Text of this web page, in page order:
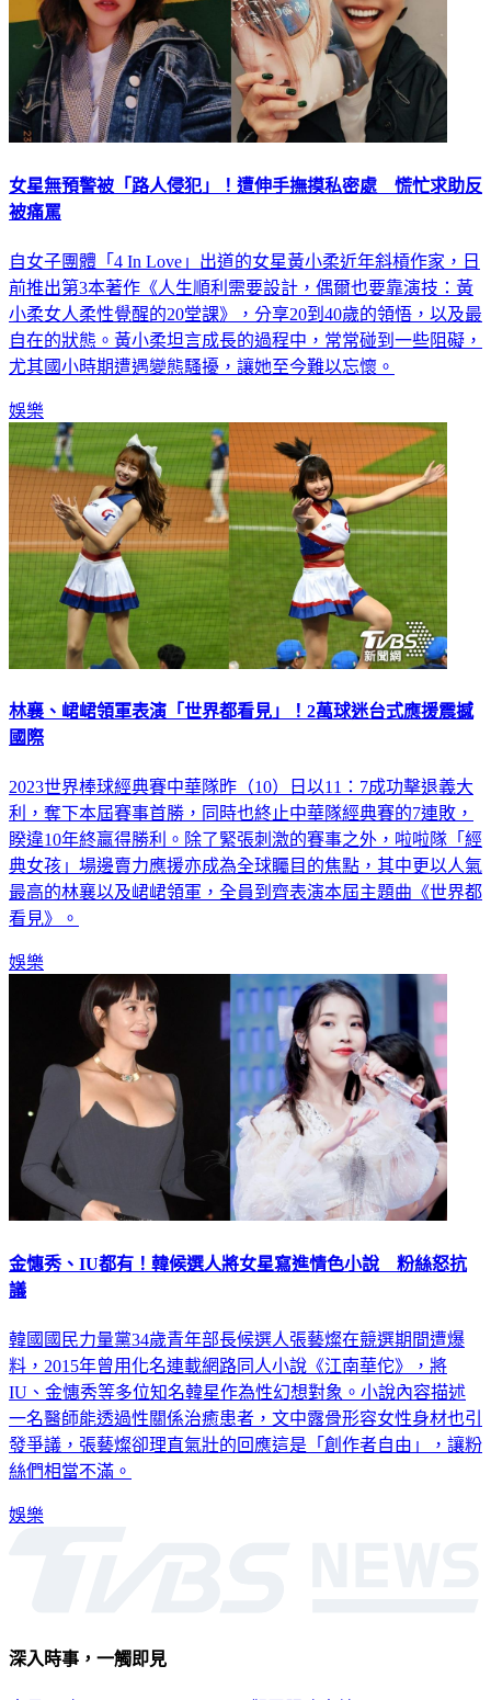
女星無預警被「路人侵犯」！遭伸手撫摸私密處 慌忙求助反
被痛罵
自女子團體「4 In Love」出道的女星黃小柔近年斜槓作家，日
前推出第3本著作《人生順利需要設計，偶爾也要靠演技：黃
小柔女人柔性覺醒的20堂課》，分享20到40歲的領悟，以及最
自在的狀態。黃小柔坦言成長的過程中，常常碰到一些阻礙，
尤其國小時期遭遇變態騷擾，讓她至今難以忘懷。
娛樂
林襄、峮峮領軍表演「世界都看見」！2萬球迷台式應援震撼
國際
2023世界棒球經典賽中華隊昨（10）日以11：7成功擊退義大
利，奪下本屆賽事首勝，同時也終止中華隊經典賽的7連敗，
睽違10年終贏得勝利。除了緊張刺激的賽事之外，啦啦隊「經
典女孩」場邊賣力應援亦成為全球矚目的焦點，其中更以人氣
最高的林襄以及峮峮領軍，全員到齊表演本屆主題曲《世界都
看見》。
娛樂
金憓秀、IU都有！韓候選人將女星寫進情色小說 粉絲怒抗
議
韓國國民力量黨34歲青年部長候選人張藝燦在競選期間遭爆
料，2015年曾用化名連載網路同人小說《江南華佗》，將
IU、金憓秀等多位知名韓星作為性幻想對象。小說內容描述
一名醫師能透過性關係治癒患者，文中露骨形容女性身材也引
發爭議，張藝燦卻理直氣壯的回應這是「創作者自由」，讓粉
絲們相當不滿。
娛樂
深入時事，一觸即見